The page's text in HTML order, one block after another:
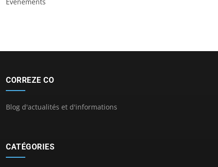
CORREZE CO
Blog d'actualités et d'informations
CATÉGORIES